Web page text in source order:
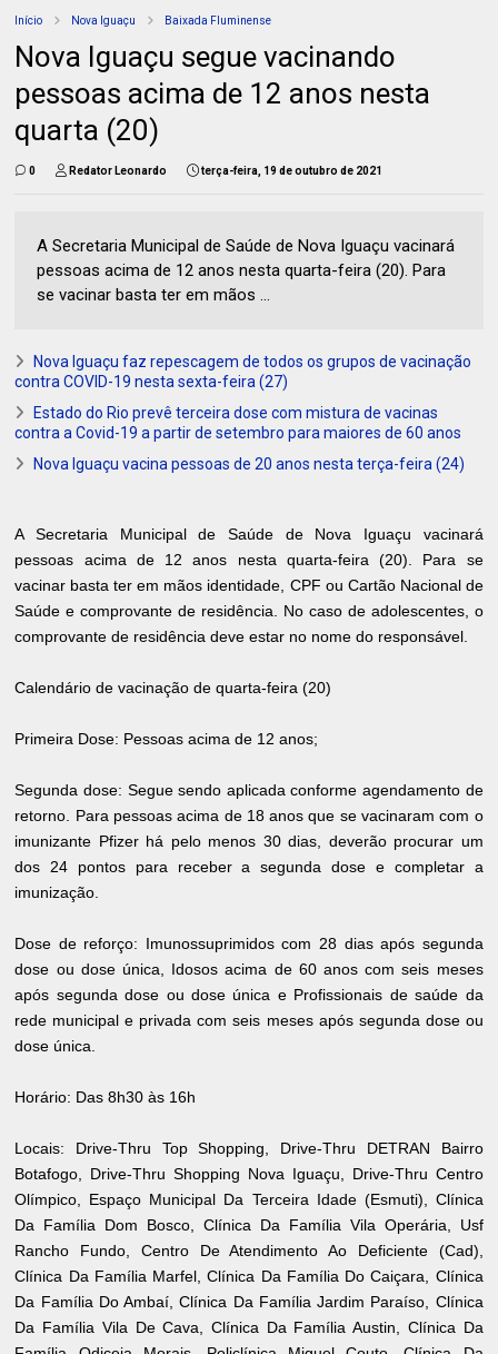
Início Nova Iguaçu Baixada Fluminense
Nova Iguaçu segue vacinando
pessoas acima de 12 anos nesta
quarta (20)
0 Redator Leonardo terça-feira, 19 de outubro de 2021
A Secretaria Municipal de Saúde de Nova Iguaçu vacinará
pessoas acima de 12 anos nesta quarta-feira (20). Para
se vacinar basta ter em mãos ...
Nova Iguaçu faz repescagem de todos os grupos de vacinação
contra COVID-19 nesta sexta-feira (27)
Estado do Rio prevê terceira dose com mistura de vacinas
contra a Covid-19 a partir de setembro para maiores de 60 anos
Nova Iguaçu vacina pessoas de 20 anos nesta terça-feira (24)
A Secretaria Municipal de Saúde de Nova Iguaçu vacinará
pessoas acima de 12 anos nesta quarta-feira (20). Para se
vacinar basta ter em mãos identidade, CPF ou Cartão Nacional de
Saúde e comprovante de residência. No caso de adolescentes, o
comprovante de residência deve estar no nome do responsável.
Calendário de vacinação de quarta-feira (20)
Primeira Dose: Pessoas acima de 12 anos;
Segunda dose: Segue sendo aplicada conforme agendamento de
retorno. Para pessoas acima de 18 anos que se vacinaram com o
imunizante Pfizer há pelo menos 30 dias, deverão procurar um
dos 24 pontos para receber a segunda dose e completar a
imunização.
Dose de reforço: Imunossuprimidos com 28 dias após segunda
dose ou dose única, Idosos acima de 60 anos com seis meses
após segunda dose ou dose única e Profissionais de saúde da
rede municipal e privada com seis meses após segunda dose ou
dose única.
Horário: Das 8h30 às 16h
Locais: Drive-Thru Top Shopping, Drive-Thru DETRAN Bairro
Botafogo, Drive-Thru Shopping Nova Iguaçu, Drive-Thru Centro
Olímpico, Espaço Municipal Da Terceira Idade (Esmuti), Clínica
Da Família Dom Bosco, Clínica Da Família Vila Operária, Usf
Rancho Fundo, Centro De Atendimento Ao Deficiente (Cad),
Clínica Da Família Marfel, Clínica Da Família Do Caiçara, Clínica
Da Família Do Ambaí, Clínica Da Família Jardim Paraíso, Clínica
Da Família Vila De Cava, Clínica Da Família Austin, Clínica Da